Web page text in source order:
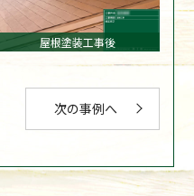
屋根塗装工事後
次の事例へ